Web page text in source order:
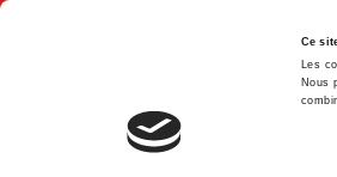
Ce
Les
Nous